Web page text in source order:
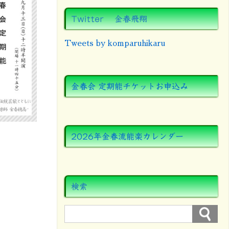
Twitter 金春飛翔
Tweets by komparuhikaru
金春会 定期能チケットお申込み
2026年金春流能楽カレンダー
検索